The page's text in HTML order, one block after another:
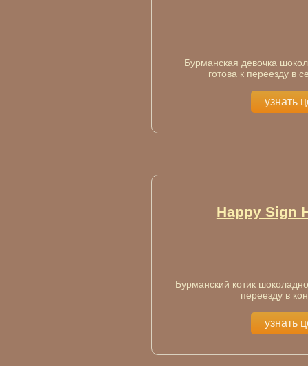
Бурманская девочка
готова к переезду в
узнать
Happy Sign
Бурманский котик
переезду в
узнать